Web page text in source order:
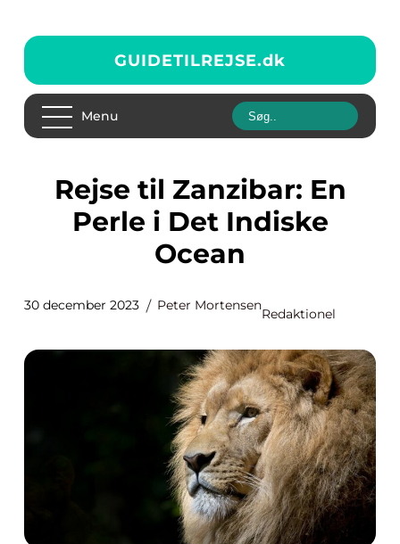
GUIDETILREJSE.dk
Menu
Rejse til Zanzibar: En
Perle i Det Indiske
Ocean
30 december 2023 Peter Mortensen
Redaktionel